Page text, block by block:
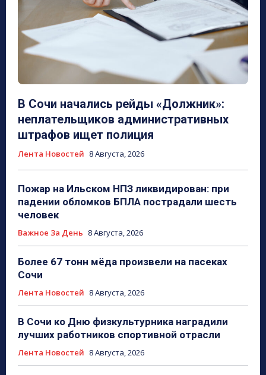
В Сочи начались рейды «Должник»:
неплательщиков административных
штрафов ищет полиция
Лента Новостей 8 Августа, 2026
Пожар на Ильском НПЗ ликвидирован: при
падении обломков БПЛА пострадали шесть
человек
Важное За День 8 Августа, 2026
Более 67 тонн мёда произвели на пасеках
Сочи
Лента Новостей 8 Августа, 2026
В Сочи ко Дню физкультурника наградили
лучших работников спортивной отрасли
Лента Новостей 8 Августа, 2026